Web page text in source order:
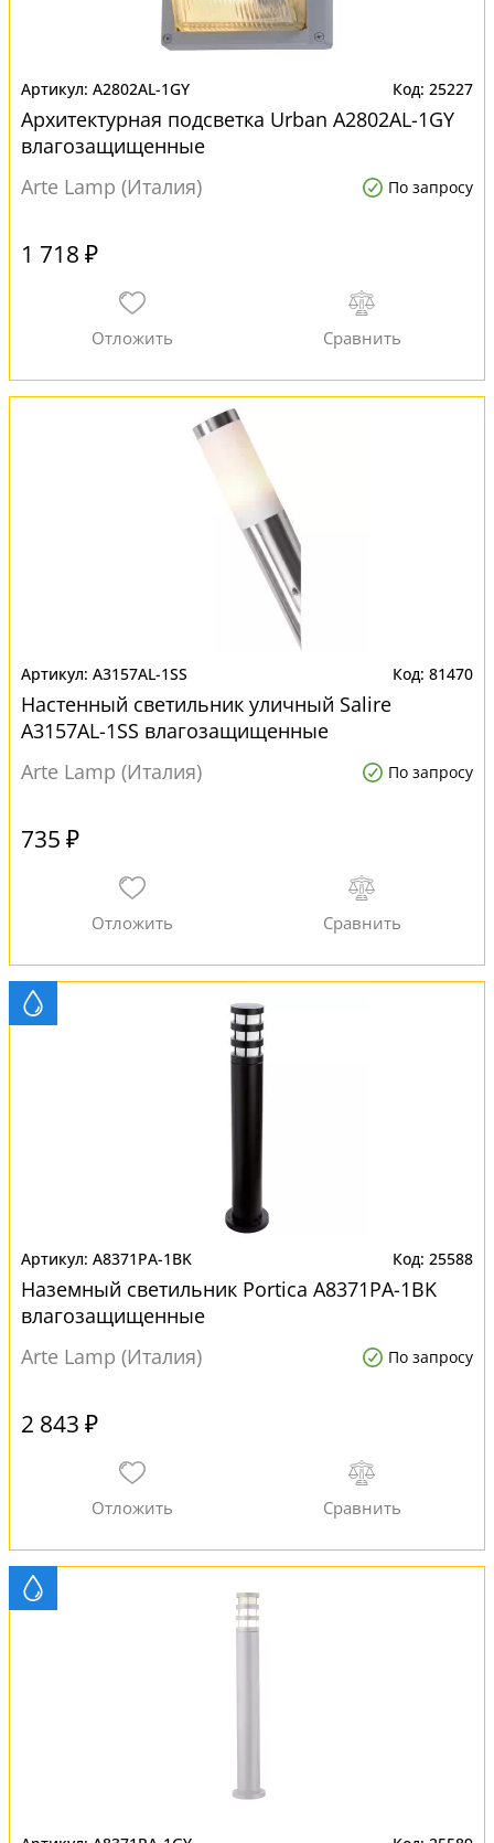
A2802AL-1GY 25227
Архитектурная подсветка Urban A2802AL-1GY
влагозащищенные
Arte Lamp (Италия)
По запросу
1 718 ₽
A3157AL-1SS 81470
Настенный светильник уличный Salire
A3157AL-1SS влагозащищенные
Arte Lamp (Италия)
По запросу
735 ₽
A8371PA-1BK 25588
Наземный светильник Portica A8371PA-1BK
влагозащищенные
Arte Lamp (Италия)
По запросу
2 843 ₽